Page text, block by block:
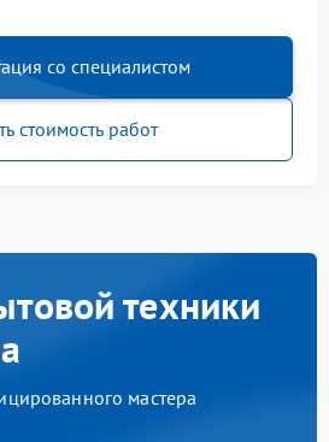
со специалистом
стоимость работ
техники
мастера